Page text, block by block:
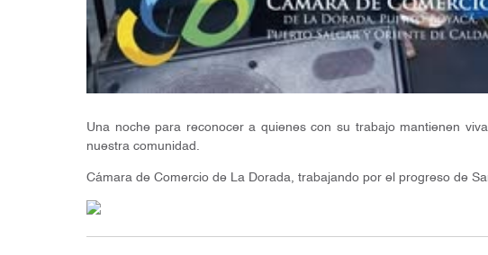
Una noche para reconocer a quienes con su trabajo mantienen
nuestra comunidad.
Cámara de Comercio de La Dorada, trabajando por el progreso de